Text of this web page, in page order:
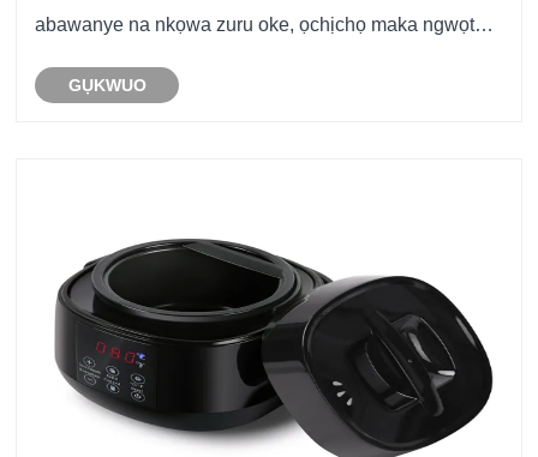
abawanye na nkọwa zuru oke, ọchịchọ maka ngwọta
gburugburu ebe a na-edebe ụlọ nri zuru ụwa ọnụ.
GỤKWUO